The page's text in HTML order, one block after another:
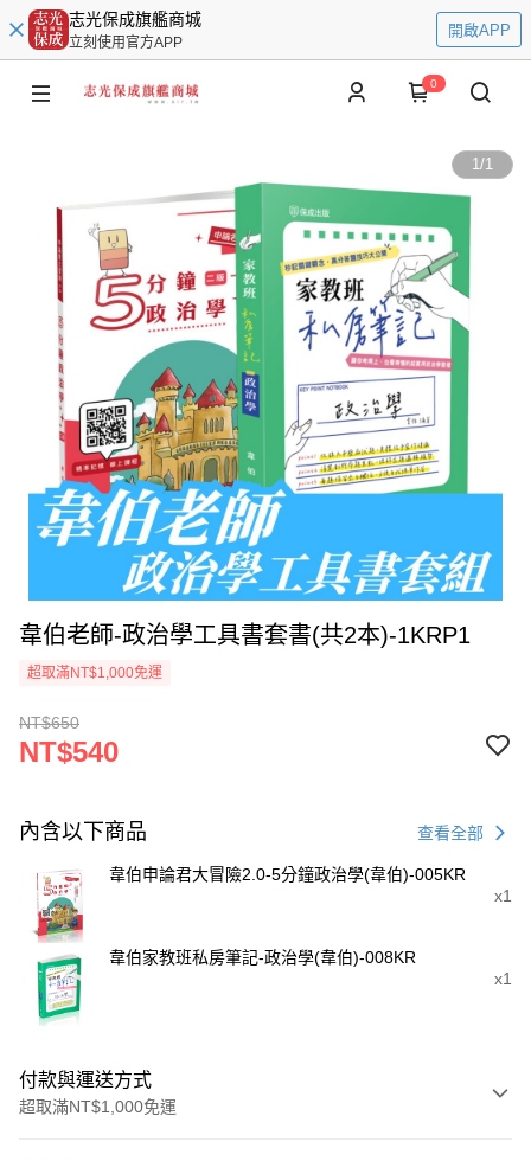
志光保成旗艦商城
立刻使用官方APP
開啟APP
0
1/1
韋伯老師-政治學工具書套書(共2本)-1KRP1
超取滿NT$1,000免運
NT$650
NT$540
內含以下商品 查看全部
韋伯申論君大冒險2.0-5分鐘政治學(韋伯)-005KR
x1
韋伯家教班私房筆記-政治學(韋伯)-008KR
x1
付款與運送方式
超取滿NT$1,000免運